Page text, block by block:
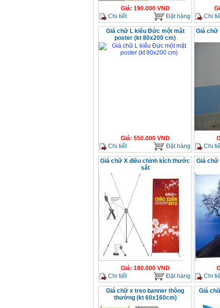
Giá: 190.000VND
Chi tiết
Đặt hàng
Chi
Giá chữ L kiểu Đức một mặt
poster (kt 80x200 cm)
Giá: 550.000VND
Chi tiết
Đặt hàng
Giá chữ
Chi
Giá chữ X điều chỉnh kích thước
sắt
Giá: 180.000VND
Chi tiết
Đặt hàng
Giá
Chi
Giá chữ x treo banner thông
thường (kt 60x160cm)
Giá